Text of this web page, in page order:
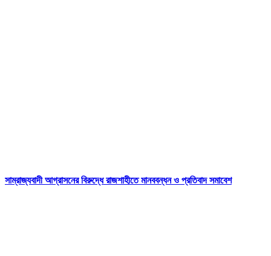
সাম্রাজ্যবাদী আগ্রাসনের বিরুদ্ধে রাজশাহীতে মানববন্ধন ও প্রতিবাদ সমাবেশ